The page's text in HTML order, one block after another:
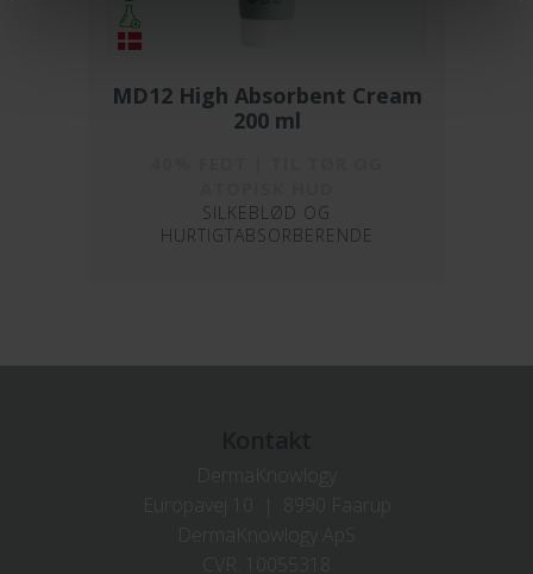
MD12 High Absorbent Cream
200 ml
SILKEBLØD OG
HURTIGTABSORBERENDE
DermaKnowlogy
DermaKnowlogy ApS